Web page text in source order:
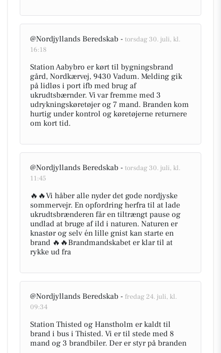
@Nordjyllands Beredskab - torsdag 30. juli, kl.
16:18
Station Aabybro er kørt til bygningsbrand
gård, Nordkærvej, 9430 Vadum. Melding gik
på lidløs i port ifb med brug af
ukrudtsbærnder. Vi var fremme med 3
udrykningskøretøjer og 7 mand. Branden kom
hurtig under kontrol og køretøjerne returnere
om kort tid.
@Nordjyllands Beredskab - torsdag 30. juli, kl.
11:45
🔥🔥Vi håber alle nyder det gode nordjyske
sommervejr. En opfordring herfra til at lade
ukrudtsbrænderen får en tiltrængt pause og
undlad at bruge af ild i naturen. Naturen er
knastør og selv én lille gnist kan starte en
brand 🔥🔥Brandmandskabet er klar til at
rykke ud fra
@Nordjyllands Beredskab - fredag 24. juli, kl.
09:34
Station Thisted og Hanstholm er kaldt til
brand i bus i Thisted. Vi er til stede med 8
mand og 3 brandbiler. Der er styr på branden